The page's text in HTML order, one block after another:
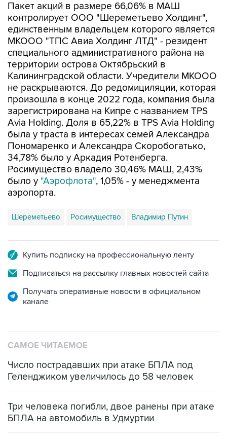
Пакет акций в размере 66,06% в МАШ
контролирует ООО "Шереметьево Холдинг",
единственным владельцем которого является
МКООО "ТПС Авиа Холдинг ЛТД" - резидент
специального административного района на
территории острова Октябрьский в
Калининградской области. Учредители МКООО
не раскрываются. До редомициляции, которая
произошла в конце 2022 года, компания была
зарегистрирована на Кипре с названием TPS
Avia Holding. Доля в 65,22% в TPS Avia Holding
была у траста в интересах семей Александра
Пономаренко и Александра Скоробогатько,
34,78% было у Аркадия Ротенберга.
Росимущество владело 30,46% МАШ, 2,43%
было у "Аэрофлота", 1,05% - у менеджмента
аэропорта.
Шереметьево Росимущество Владимир Путин
Купить подписку на профессиональную ленту
Подписаться на рассылку главных новостей сайта
Получать оперативные новости в официальном
канале
САМОЕ ЧИТАЕМОЕ
Число пострадавших при атаке БПЛА под
Геленджиком увеличилось до 58 человек
Три человека погибли, двое ранены при атаке
БПЛА на автомобиль в Удмуртии